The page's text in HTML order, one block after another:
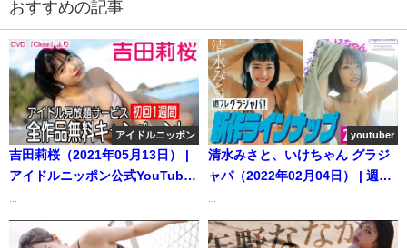
おすすめの記事
アイドルニッポン
吉田莉桜（2021年05月13日） |
アイドルニッポン公式YouTube
...
youtuber
清水みさと、いけちゃん グラジ
ャパ（2022年02月04日） | 週プ
ボーイ公式】さんより
...